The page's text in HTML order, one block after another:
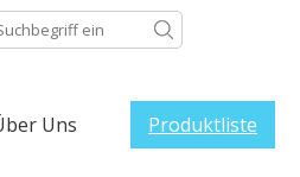
Uns Produktliste